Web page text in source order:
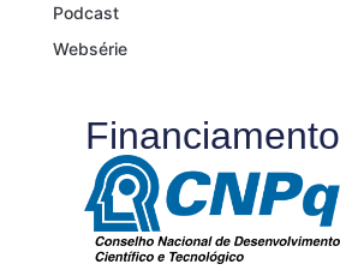
Podcast
Websérie
Financiamento